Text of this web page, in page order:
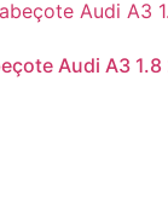
Audi A3